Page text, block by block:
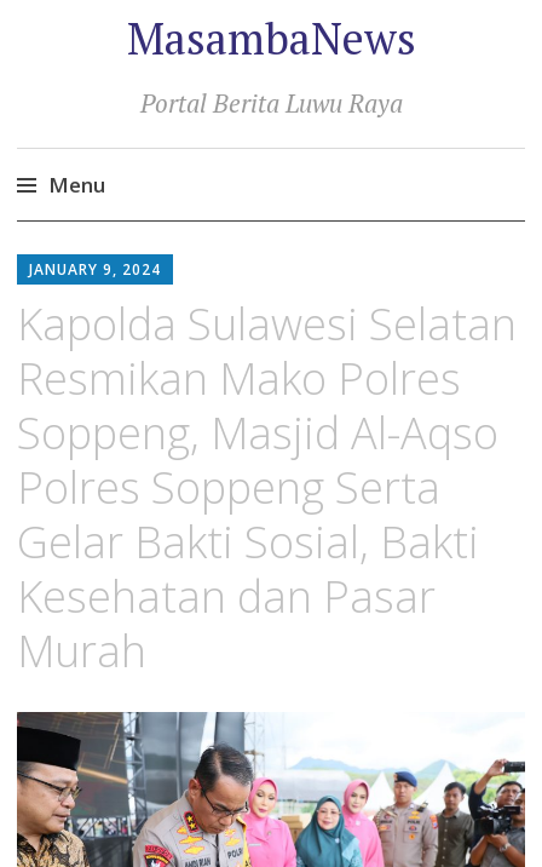
MasambaNews
Portal Berita Luwu Raya
Menu
to
JANUARY 9, 2024
Kapolda Sulawesi Selatan
Resmikan Mako Polres
Soppeng, Masjid Al-Aqso
Polres Soppeng Serta
Gelar Bakti Sosial, Bakti
Kesehatan dan Pasar
Murah